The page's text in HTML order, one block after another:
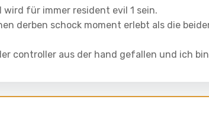
wird für immer resident evil 1 sein.
derben schock moment erlebt als die
controller aus der hand gefallen und ich